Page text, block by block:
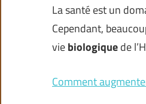
La santé est un
Cependant,
viebiologiquede
Comment